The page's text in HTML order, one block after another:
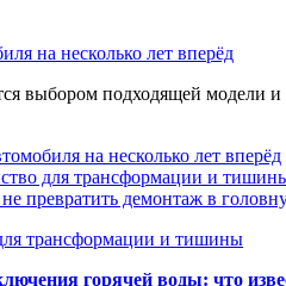
на несколько лет вперёд
выбором подходящей
на несколько лет вперёд
для трансформации и
превратить демонтаж в
трансформации и тишины
горячей воды: что